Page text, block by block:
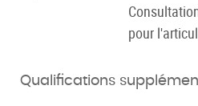
pour
Qualifications